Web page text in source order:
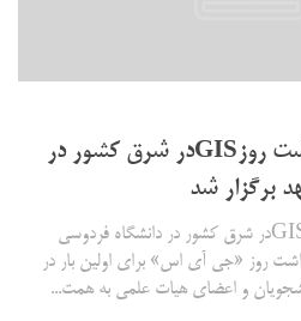
اولین همایش بزرگداشت روزGISدر شرق کشور در
شد
اولین همایش بزرگداشت روزGISدر شرق کشور در دانشگاه فردوسی
روز «جی آی اس» برای اولین بار در
و اعضای هیات علمی به همت...